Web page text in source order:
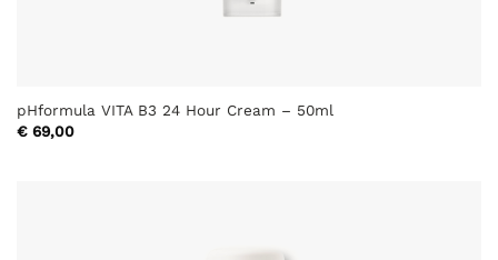
pHformula VITA B3 24 Hour Cream – 50ml
€69,00